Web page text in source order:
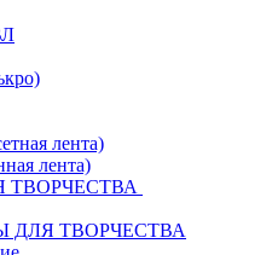
лента)
лента)
ДЛЯ ТВОРЧЕСТВА